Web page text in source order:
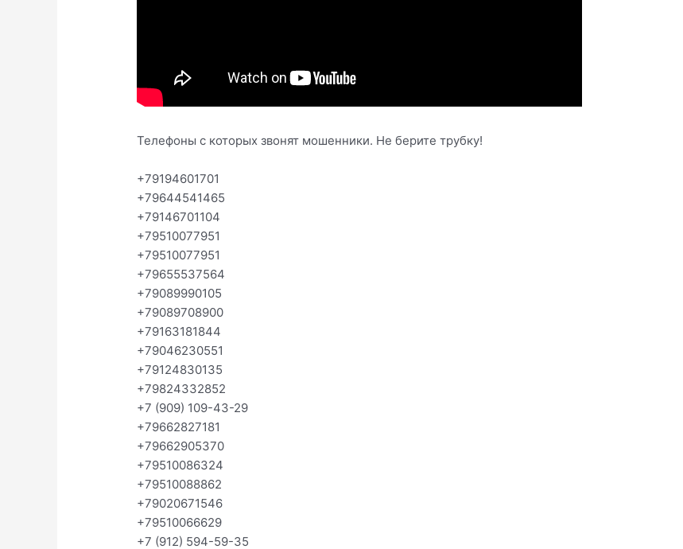
Телефоны с которых звонят мошенники. Не берите трубку!
+79194601701
+79644541465
+79146701104
+79510077951
+79510077951
+79655537564
+79089990105
+79089708900
+79163181844
+79046230551
+79124830135
+79824332852
+7 (909) 109-43-29
+79662827181
+79662905370
+79510086324
+79510088862
+79020671546
+79510066629
+7 (912) 594-59-35